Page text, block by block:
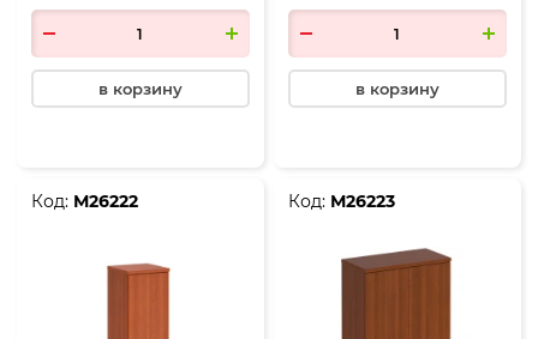
в корзину в корзину
Код: М26222 Код: М26223